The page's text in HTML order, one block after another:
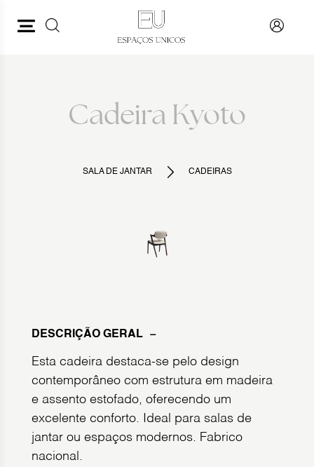
Cadeira Kyoto
SALA DE JANTAR CADEIRAS
DESCRIÇÃO GERAL
Esta cadeira destaca-se pelo design
contemporâneo com estrutura em madeira
e assento estofado, oferecendo um
excelente conforto. Ideal para salas de
jantar ou espaços modernos. Fabrico
nacional.
PESQUISAR